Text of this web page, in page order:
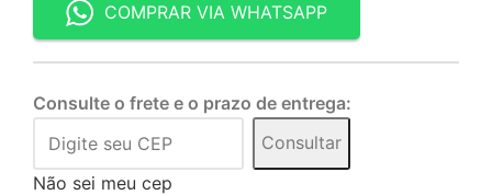
COMPRAR VIA WHATSAPP
Consulte o frete e o prazo de entrega:
Consultar
Não sei meu cep